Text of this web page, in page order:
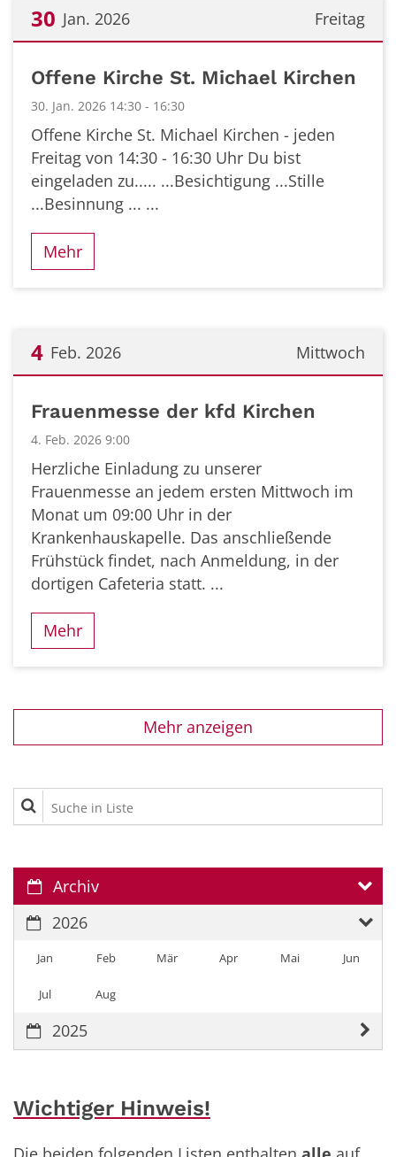
Freitag
30 Jan. 2026
Offene Kirche St. Michael Kirchen
30. Jan. 2026 14:30 - 16:30
Offene Kirche St. Michael Kirchen - jeden
Freitag von 14:30 - 16:30 Uhr Du bist
eingeladen zu..... ...Besichtigung ...Stille
...Besinnung ... ...
Mehr
Mittwoch
4 Feb. 2026
Frauenmesse der kfd Kirchen
4. Feb. 2026 9:00
Herzliche Einladung zu unserer
Frauenmesse an jedem ersten Mittwoch im
Monat um 09:00 Uhr in der
Krankenhauskapelle. Das anschließende
Frühstück findet, nach Anmeldung, in der
dortigen Cafeteria statt. ...
Mehr
Mehr anzeigen
Suche in Liste
Archiv
2026
Jan Feb Mär Apr Mai Jun
Jul Aug
2025
Wichtiger Hinweis!